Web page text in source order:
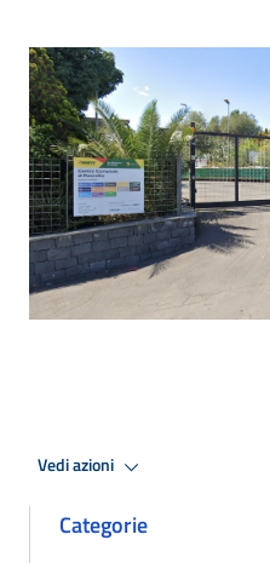
Vedi azioni
Categorie